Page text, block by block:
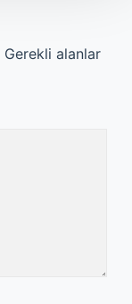
Gerekli alanlar